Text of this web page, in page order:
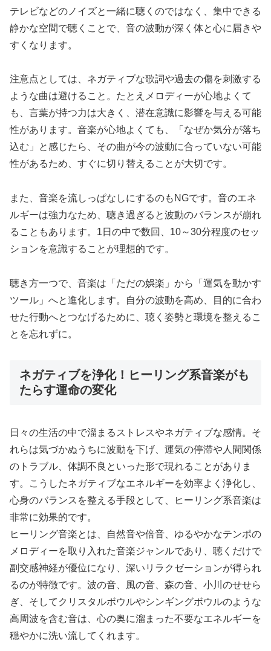
テレビなどのノイズと一緒に聴くのではなく、集中できる
静かな空間で聴くことで、音の波動が深く体と心に届きや
すくなります。
注意点としては、ネガティブな歌詞や過去の傷を刺激する
ような曲は避けること。たとえメロディーが心地よくて
も、言葉が持つ力は大きく、潜在意識に影響を与える可能
性があります。音楽が心地よくても、「なぜか気分が落ち
込む」と感じたら、その曲が今の波動に合っていない可能
性があるため、すぐに切り替えることが大切です。
また、音楽を流しっぱなしにするのもNGです。音のエネ
ルギーは強力なため、聴き過ぎると波動のバランスが崩れ
ることもあります。1日の中で数回、10～30分程度のセッ
ションを意識することが理想的です。
聴き方一つで、音楽は「ただの娯楽」から「運気を動かす
ツール」へと進化します。自分の波動を高め、目的に合わ
せた行動へとつなげるために、聴く姿勢と環境を整えるこ
とを忘れずに。
ネガティブを浄化！ヒーリング系音楽がも
たらす運命の変化
日々の生活の中で溜まるストレスやネガティブな感情。そ
れらは気づかぬうちに波動を下げ、運気の停滞や人間関係
のトラブル、体調不良といった形で現れることがありま
す。こうしたネガティブなエネルギーを効率よく浄化し、
心身のバランスを整える手段として、ヒーリング系音楽は
非常に効果的です。
ヒーリング音楽とは、自然音や倍音、ゆるやかなテンポの
メロディーを取り入れた音楽ジャンルであり、聴くだけで
副交感神経が優位になり、深いリラクゼーションが得られ
るのが特徴です。波の音、風の音、森の音、小川のせせら
ぎ、そしてクリスタルボウルやシンギングボウルのような
高周波を含む音は、心の奥に溜まった不要なエネルギーを
穏やかに洗い流してくれます。